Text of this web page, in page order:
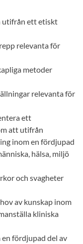
utifrån ett etiskt
relevanta för
metoder
relevanta för
ett
att utifrån
inom en fördjupad
hälsa, miljö
och svagheter
av kunskap inom
kliniska
fördjupad del av